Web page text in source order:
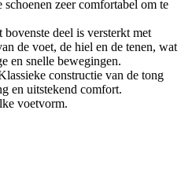
zeer comfortabel om te
deel is versterkt met
de voet, de hiel en de tenen, wat
en snelle bewegingen.
constructie van de tong
en uitstekend comfort.
voetvorm.